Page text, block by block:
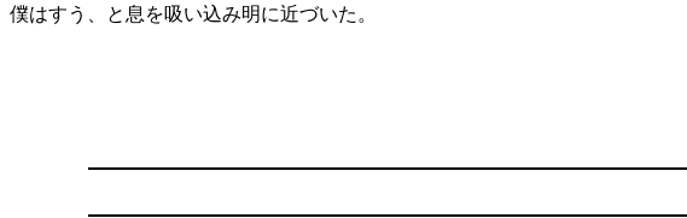
僕はすう、と息を吸い込み明に近づいた。